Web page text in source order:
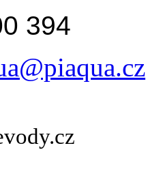
394